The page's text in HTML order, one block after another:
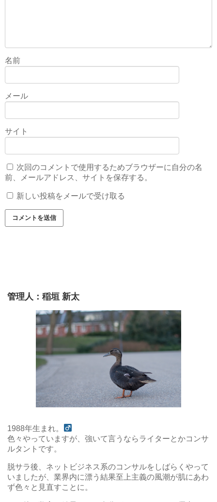
名前
メール
サイト
次回のコメントで使用するためブラウザーに自分の名
前、メールアドレス、サイトを保存する。
新しい投稿をメールで受け取る
管理人：稲垣 新太
1988年生まれ。
色々やっていますが、強いて言うならライターとかコンサ
ルタントです。
脱サラ後、ネットビジネス系のコンサルをしばらくやって
いましたが、業界内に漂う結果至上主義の風潮が肌にあわ
ず色々と見直すことに。